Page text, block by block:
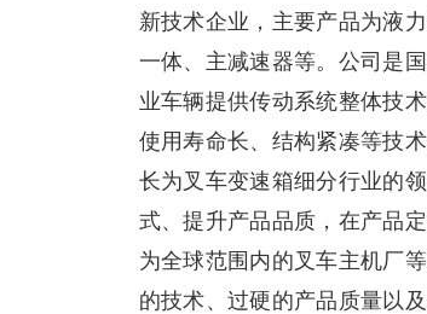
新技术企业，主要产品为液
一体、主减速器等。公司是
业车辆提供传动系统整体技
使用寿命长、结构紧凑等技
长为叉车变速箱细分行业的
式、提升产品品质，在产品
为全球范围内的叉车主机厂
的技术、过硬的产品质量以